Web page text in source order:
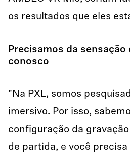
os resultados que eles
Precisamos da
conosco
"Na PXL, somos
imersivo. Por isso,
configuração da
de partida, e você